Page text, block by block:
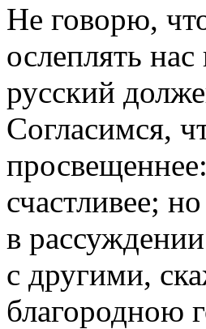
Не говорю,
ослеплять
русский
Согласимся,
счастливее;
в
с другими,
благородною